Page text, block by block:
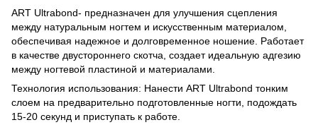
ART Ultrabond- предназначен для улучшения сцепления
между натуральным ногтем и искусственным материалом,
обеспечивая надежное и долговременное ношение. Работает
в качестве двустороннего скотча, создает идеальную адгезию
между ногтевой пластиной и материалами.
Технология использования: Нанести ART Ultrabond тонким
слоем на предварительно подготовленные ногти, подождать
15-20 секунд и приступать к работе.